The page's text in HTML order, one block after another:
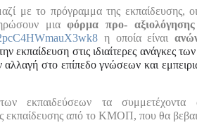
με το πρόγραμμα της εκπαίδευσης, οι
μιαφόρμα προ- αξιολόγησης
η οποία είναι
εκπαίδευση στις ιδιαίτερες ανάγκες
αλλαγή στο επίπεδο γνώσεων και
εκπαιδεύσεων τα συμμετέχοντα
εκπαίδευσης από το ΚΜΟΠ, που θα